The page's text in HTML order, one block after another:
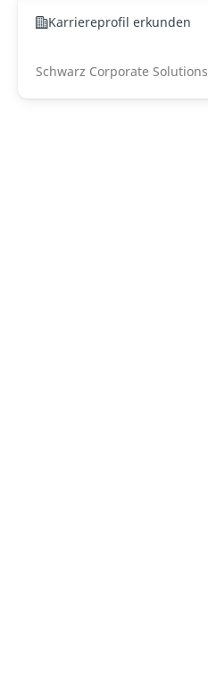
Karriereprofil erkunden
Schwarz Corporate Solutions